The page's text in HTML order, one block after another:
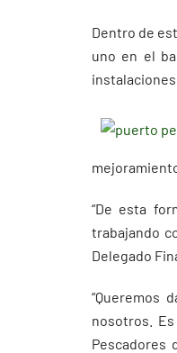
Dentro de
uno en el
“De esta
trabajando
Delegado
“Queremos
nosotros.
Pescadores